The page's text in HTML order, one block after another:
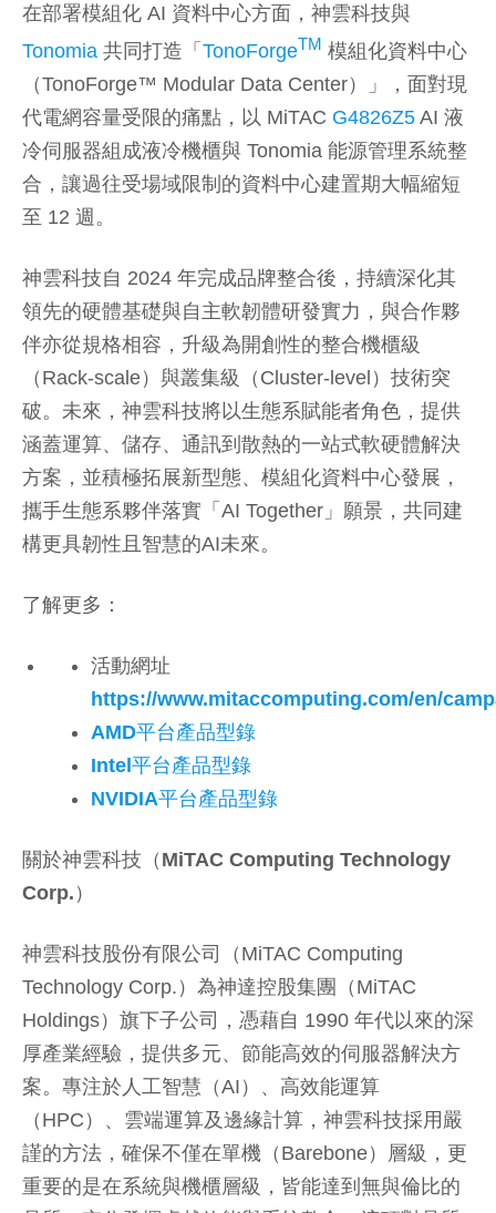
在部署模組化 AI 資料中心方面，神雲科技與
Tonomia 共同打造「 TonoForgeTM 模組化資料中心
（TonoForge™ Modular Data Center）」，面對現
代電網容量受限的痛點，以 MiTAC G4826Z5 AI 液
冷伺服器組成液冷機櫃與 Tonomia 能源管理系統整
合，讓過往受場域限制的資料中心建置期大幅縮短
至 12 週。
神雲科技自 2024 年完成品牌整合後，持續深化其
領先的硬體基礎與自主軟韌體研發實力，與合作夥
伴亦從規格相容，升級為開創性的整合機櫃級
（Rack-scale）與叢集級（Cluster-level）技術突
破。未來，神雲科技將以生態系賦能者角色，提供
涵蓋運算、儲存、通訊到散熱的一站式軟硬體解決
方案，並積極拓展新型態、模組化資料中心發展，
攜手生態系夥伴落實「AI Together」願景，共同建
構更具韌性且智慧的AI未來。
了解更多：
活動網址
https://www.mitaccomputing.com/en/
AMD平台產品型錄
Intel平台產品型錄
NVIDIA平台產品型錄
關於神雲科技（ MiTAC Computing Technology
Corp. ）
神雲科技股份有限公司（MiTAC Computing
Technology Corp.）為神達控股集團（MiTAC
Holdings）旗下子公司，憑藉自 1990 年代以來的深
厚產業經驗，提供多元、節能高效的伺服器解決方
案。專注於人工智慧（AI）、高效能運算
（HPC）、雲端運算及邊緣計算，神雲科技採用嚴
謹的方法，確保不僅在單機（Barebone）層級，更
重要的是在系統與機櫃層級，皆能達到無與倫比的